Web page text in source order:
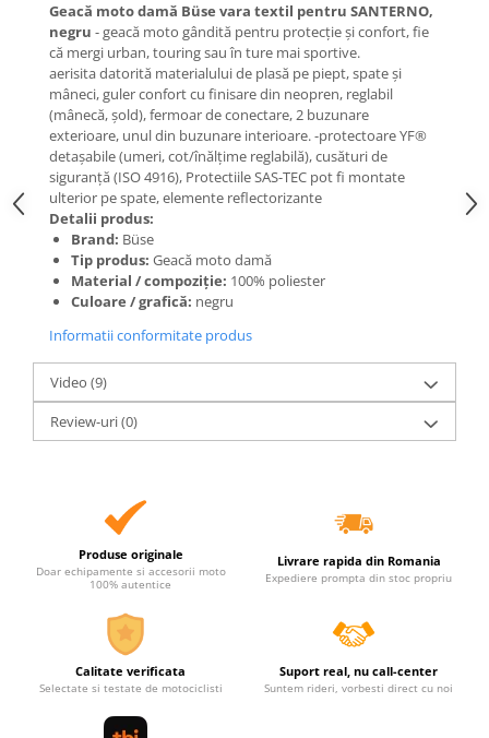
Geacă moto damă Büse vara textil pentru SANTERNO,
negru - geacă moto gândită pentru protecție și confort, fie
că mergi urban, touring sau în ture mai sportive.
aerisita datorită materialului de plasă pe piept, spate și
mâneci, guler confort cu finisare din neopren, reglabil
(mânecă, șold), fermoar de conectare, 2 buzunare
exterioare, unul din buzunare interioare. -protectoare YF®
detașabile (umeri, cot/înălțime reglabilă), cusături de
siguranță (ISO 4916), Protectiile SAS-TEC pot fi montate
ulterior pe spate, elemente reflectorizante
Detalii produs:
Brand: Büse
Tip produs: Geacă moto damă
Material / compoziție: 100% poliester
Culoare / grafică: negru
Informatii conformitate produs
Video (9)
Review-uri(0)
Produse originale
Doar echipamente si accesorii moto
100% autentice
Livrare rapida din Romania
Expediere prompta din stoc propriu
Calitate verificata
Selectate si testate de motociclisti
Suport real, nu call-center
Suntem rideri, vorbesti direct cu noi